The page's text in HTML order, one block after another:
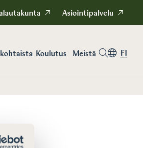
Asiointipalvelu
Koulutus Meistä FI